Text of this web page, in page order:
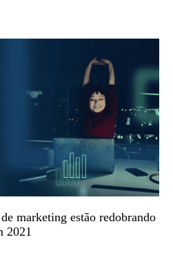
marketing estão redobrando
2021